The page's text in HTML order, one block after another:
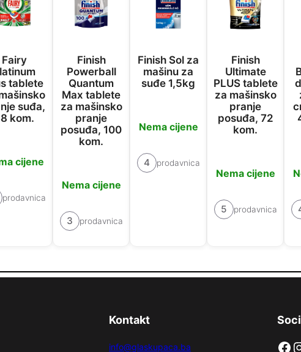
Fairy
tablete
suđa,
kom.
cijene
prodavnica
Finish
Powerball
Quantum
Max tablete
za mašinsko
pranje
posuđa, 100
kom.
Nema cijene
3 prodavnica
Finish Sol za
mašinu za
suđe 1,5kg
Nema cijene
4 prodavnica
Finish
Ultimate
PLUS tablete
za mašinsko
pranje
posuđa, 72
kom.
Nema cijene
5 prodavnica
Kontakt
info@glaskupaca.ba Facebook